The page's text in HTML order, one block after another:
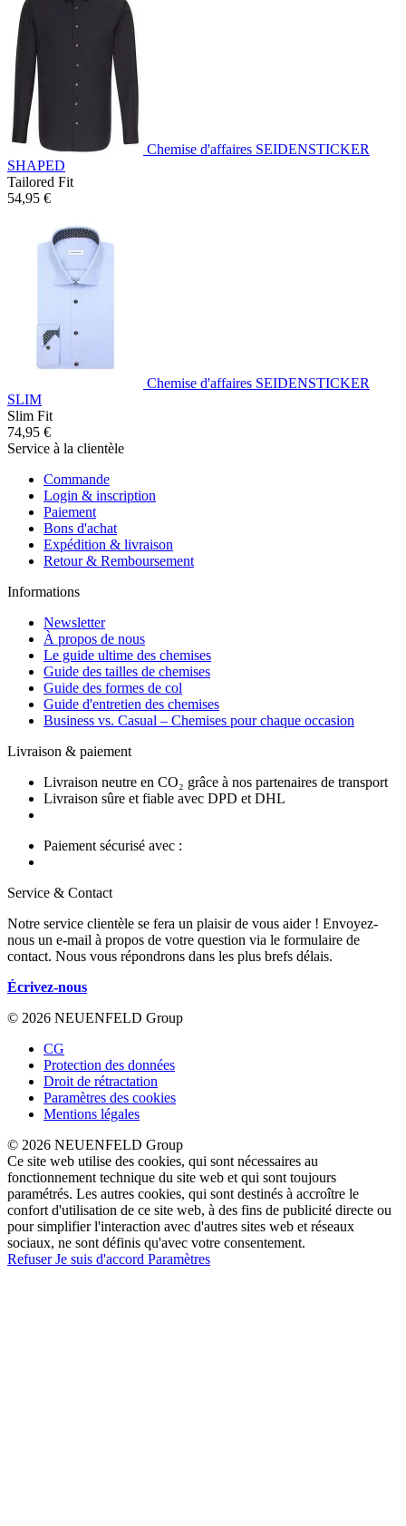
Chemise d'affaires SEIDENSTICKER
SHAPED
Tailored Fit
54,95 €
Chemise d'affaires SEIDENSTICKER
SLIM
Slim Fit
74,95 €
Service à la clientèle
Commande
Login & inscription
Paiement
Bons d'achat
Expédition & livraison
Retour & Remboursement
Informations
Newsletter
À propos de nous
Le guide ultime des chemises
Guide des tailles de chemises
Guide des formes de col
Guide d'entretien des chemises
Business vs. Casual – Chemises pour chaque occasion
Livraison & paiement
Livraison neutre en CO₂ grâce à nos partenaires de transport
Livraison sûre et fiable avec DPD et DHL
Paiement sécurisé avec :
Service & Contact
Notre service clientèle se fera un plaisir de vous aider ! Envoyez-
nous un e-mail à propos de votre question via le formulaire de
contact. Nous vous répondrons dans les plus brefs délais.
Écrivez-nous
© 2026 NEUENFELD Group
CG
Protection des données
Droit de rétractation
Paramètres des cookies
Mentions légales
© 2026 NEUENFELD Group
Ce site web utilise des cookies, qui sont nécessaires au
fonctionnement technique du site web et qui sont toujours
paramétrés. Les autres cookies, qui sont destinés à accroître le
confort d'utilisation de ce site web, à des fins de publicité directe ou
pour simplifier l'interaction avec d'autres sites web et réseaux
sociaux, ne sont définis qu'avec votre consentement.
RefuserJe suis d'accord Paramètres